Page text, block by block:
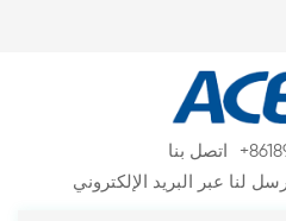
اتصل بنا
لنا عبر البريد الإلكتروني